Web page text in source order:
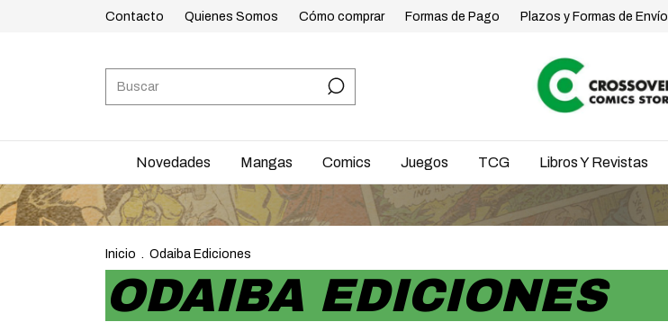
Contacto Quienes Somos Cómo comprar Formas de Pago Plazos y Formas de Envío
Novedades Mangas Comics Juegos TCG Libros Y Revistas
Inicio . Odaiba Ediciones
ODAIBA EDICIONES